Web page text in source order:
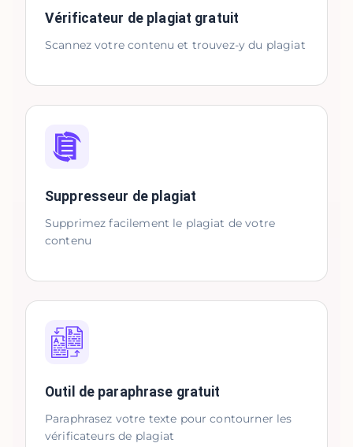
Vérificateur de plagiat gratuit
Scannez votre contenu et trouvez-y du plagiat
Suppresseur de plagiat
Supprimez facilement le plagiat de votre
contenu
Outil de paraphrase gratuit
Paraphrasez votre texte pour contourner les
vérificateurs de plagiat